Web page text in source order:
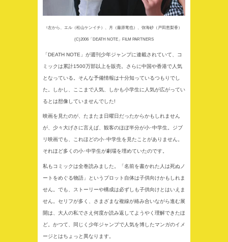
↑左から、エル（松山ケンイチ）、月（藤原竜也）、弥海砂（戸田恵梨香）
(C)2006「DEATH NOTE」FILM PARTNERS
「DEATH NOTE」が週刊少年ジャンプに連載されていて、コ
ミックは累計1500万部以上を販売。さらに中国や香港で人気
となっている。そんな予備情報は十分知っているつもりでし
た。しかし、ここまで人気、しかも小学生に人気が広がってい
るとは想像していませんでした!
映画を見たのが、たまたま日曜日だったからかもしれません
が、少々大げさに言えば、観客のほぼ半分が小･中学生。ジブ
リ映画でも、これほどの小･中学生を見たことがありません。
それほど多くの小･中学生が劇場を埋めていたのです。
私もコミックは全巻読みました。「名前を書かれた人は死ぬノ
ートをめぐる物語」というプロット自体は子供向けかもしれま
せん。でも、ストーリーや構成は必ずしも子供向けとはいえま
せん。セリフが多く、さまざまな複線が絡み合いながら進む展
開は、大人の私でさえ何度か読み返してようやく理解できたほ
ど。かつて、同じく少年ジャンプで人気を博したマンガのイメ
ージとはちょっと異なります。